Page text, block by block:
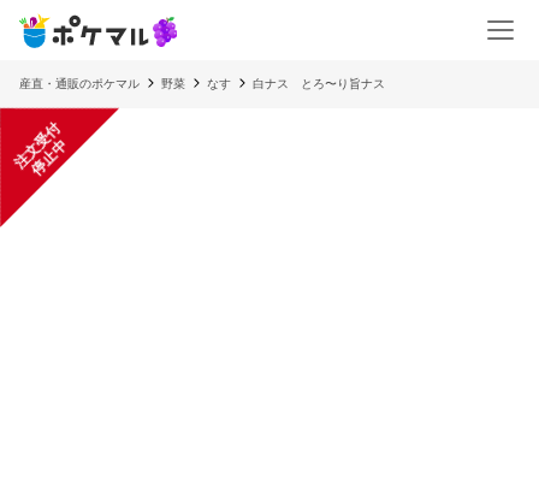
産直・通販のポケマル 野菜 なす 白ナス とろ〜り旨ナス
注
文
受
付
停
止
中